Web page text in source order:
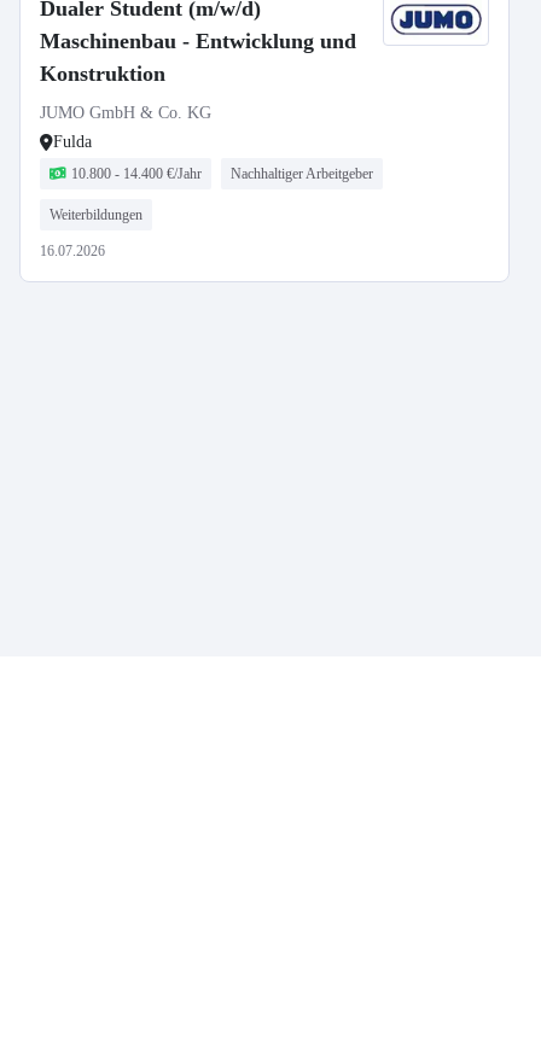
Dualer Student (m/w/d)
Maschinenbau - Entwicklung und
Konstruktion
JUMO GmbH & Co. KG
Fulda
10.800 - 14.400 €/Jahr Nachhaltiger Arbeitgeber
Weiterbildungen
16.07.2026